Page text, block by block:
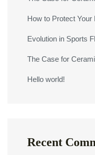
How to Protect
Evolution in Sports
The Case for
Hello world!
Recent